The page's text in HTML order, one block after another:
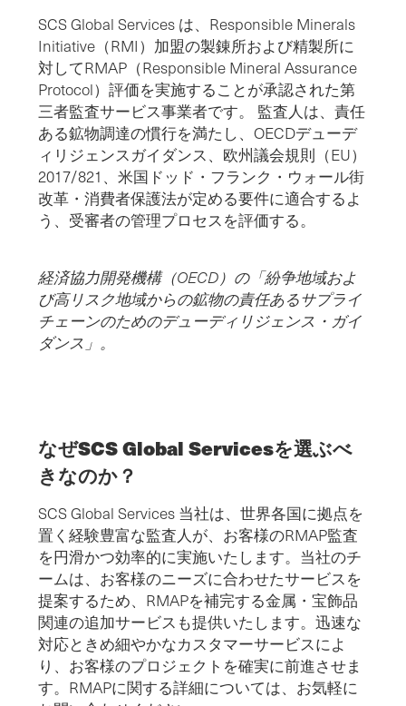
SCS Global Services は、Responsible Minerals
Initiative（RMI）加盟の製錬所および精製所に
対してRMAP（Responsible Mineral Assurance
Protocol）評価を実施することが承認された第
三者監査サービス事業者です。 監査人は、責任
ある鉱物調達の慣行を満たし、OECDデューデ
ィリジェンスガイダンス、欧州議会規則（EU）
2017/821、米国ドッド・フランク・ウォール街
改革・消費者保護法が定める要件に適合するよ
う、受審者の管理プロセスを評価する。
経済協力開発機構（OECD）の「紛争地域およ
び高リスク地域からの鉱物の責任あるサプライ
チェーンのためのデューディリジェンス・ガイ
ダンス」。
なぜSCS Global Servicesを選ぶべ
きなのか？
SCS Global Services 当社は、世界各国に拠点を
置く経験豊富な監査人が、お客様のRMAP監査
を円滑かつ効率的に実施いたします。当社のチ
ームは、お客様のニーズに合わせたサービスを
提案するため、RMAPを補完する金属・宝飾品
関連の追加サービスも提供いたします。迅速な
対応ときめ細やかなカスタマーサービスによ
り、お客様のプロジェクトを確実に前進させま
す。RMAPに関する詳細については、お気軽に